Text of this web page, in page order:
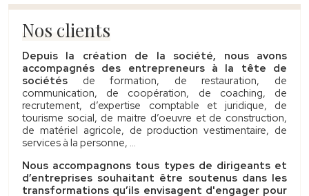
Nos clients
Depuis la création de la société, nous avons
accompagnés des entrepreneurs à la tête de
sociétés de formation, de restauration, de
communication, de coopération, de coaching, de
recrutement, d’expertise comptable et juridique, de
tourisme social, de maitre d’oeuvre et de construction,
de matériel agricole, de production vestimentaire, de
services à la personne, ...
Nous accompagnons tous types de dirigeants et
d’entreprises souhaitant être soutenus dans les
transformations qu’ils envisagent d'engager pour